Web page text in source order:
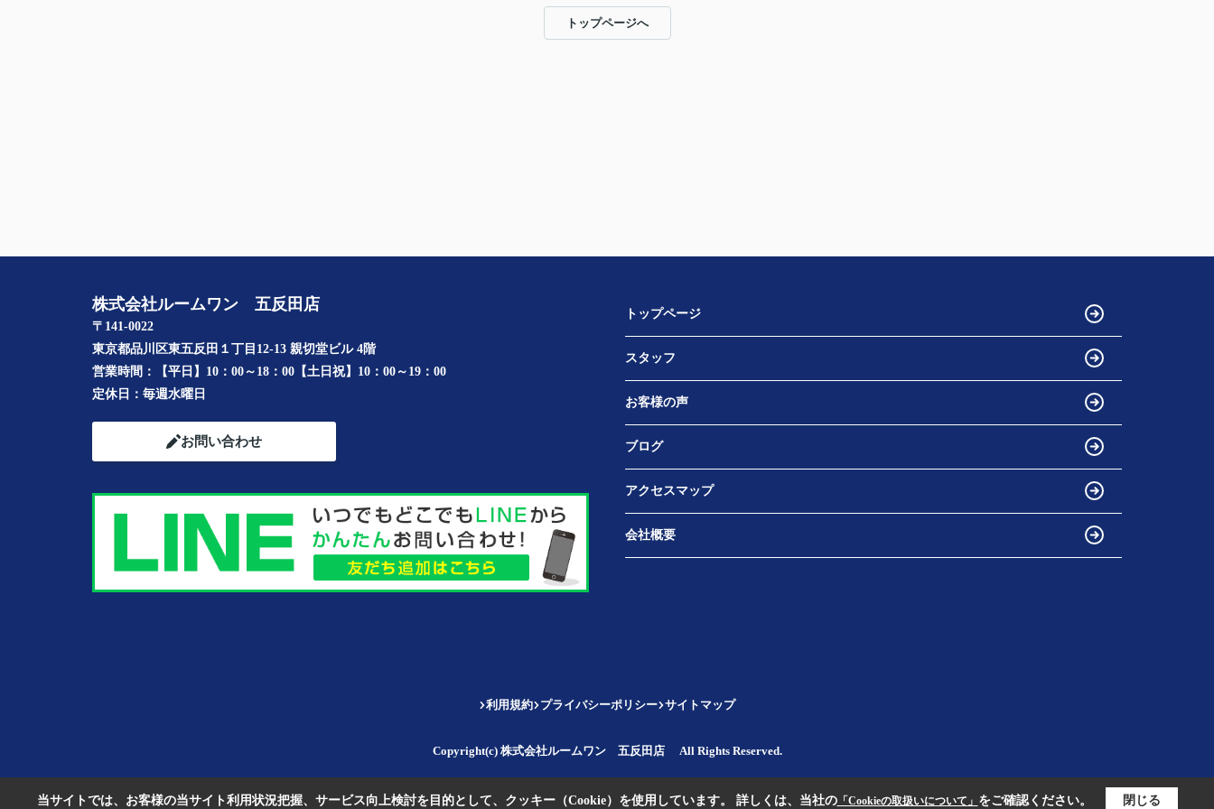
トップページへ
株式会社ルームワン 五反田店
〒141-0022
東京都品川区東五反田１丁目12-13 親切堂ビル 4階
営業時間：
【平日】10：00～18：00【土日祝】10：00～19：00
定休日： 毎週水曜日
お問い合わせ
トップページ
スタッフ
お客様の声
ブログ
アクセスマップ
会社概要
利用規約 プライバシーポリシー サイトマップ
Copyright(c) 株式会社ルームワン 五反田店 All Rights Reserved.
当サイトでは、お客様の当サイト利用状況把握、サービス向上検討を目的として、クッキー（Cookie）を使用しています。 詳しくは、当社の「Cookieの取扱いについて」 をご確認ください。 閉じる